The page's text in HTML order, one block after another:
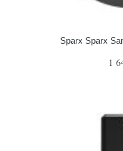
Sparx Sparx
1